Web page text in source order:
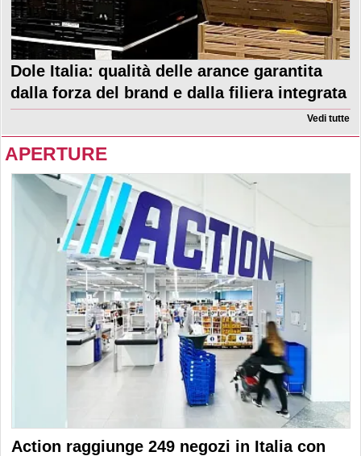
Dole Italia: qualità delle arance garantita
dalla forza del brand e dalla filiera integrata
Vedi tutte
APERTURE
Action raggiunge 249 negozi in Italia con